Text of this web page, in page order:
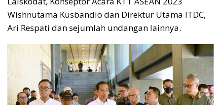
Wishnutama Kusbandio dan Direktur Utama ITDC,
Ari Respati dan sejumlah undangan lainnya.